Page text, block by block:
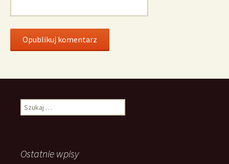
Szukaj:
Ostatnie wpisy